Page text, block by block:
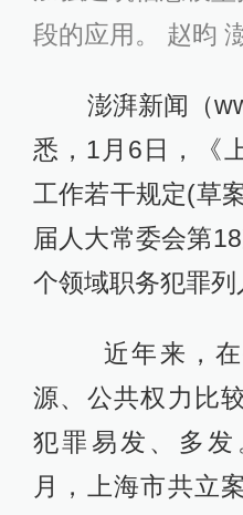
段的应用。 赵昀
澎湃新闻（
悉，1月6日，《
工作若干规定(草
届人大常委会第
个领域职务犯罪列
近年来，在
源、公共权力比
犯罪易发、多
月，上海市共立